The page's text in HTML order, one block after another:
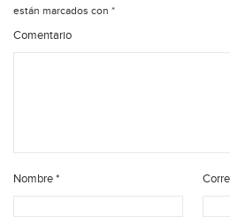
están marcados con *
Comentario
Nombre*